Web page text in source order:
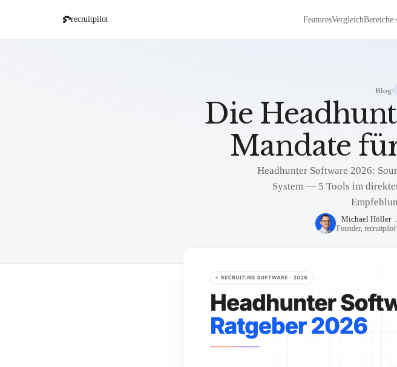
recruitpilot FeaturesVergleichBereiche
Blog/
Die
Mandate
Headhunter Software 2026:
System — 5 Tools im
Michael Höller
Founder, recruitpilot